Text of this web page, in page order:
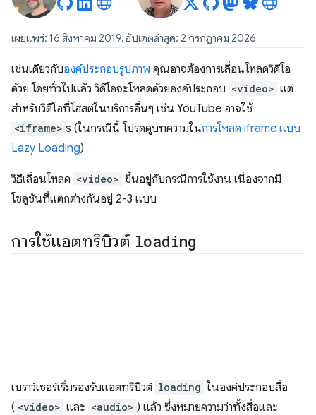
เผยแพร่: 16 สิงหาคม 2019, อัปเดตล่าสุด: 2 กรกฎาคม 2026
เช่นเดียวกับองค์ประกอบรูปภาพ คุณอาจต้องการเลื่อนโหลดวิดีโอ
ด้วย โดยทั่วไปแล้ว วิดีโอจะโหลดด้วยองค์ประกอบ <video> แต่
สำหรับวิดีโอที่โฮสต์ในบริการอื่นๆ เช่น YouTube อาจใช้
<iframe> s (ในกรณีนี้ โปรดดูบทความในการโหลด iframe แบบ
Lazy Loading)
วิธีเลื่อนโหลด <video> ขึ้นอยู่กับกรณีการใช้งาน เนื่องจากมี
โซลูชันที่แตกต่างกันอยู่ 2-3 แบบ
การใช้แอตทริบิวต์ loading
เบราว์เซอร์เริ่มรองรับแอตทริบิวต์ loading ในองค์ประกอบสื่อ
( <video> และ <audio> ) แล้ว ซึ่งหมายความว่าทั้งสื่อและ